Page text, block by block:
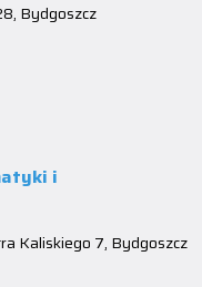
Bydgoszcz
i
Kaliskiego 7, Bydgoszcz